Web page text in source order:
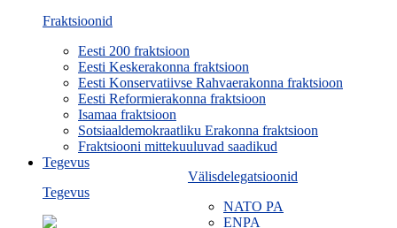
Fraktsioonid
Eesti 200 fraktsioon
Eesti Keskerakonna fraktsioon
Eesti Konservatiivse Rahvaerakonna fraktsioon
Eesti Reformierakonna fraktsioon
Isamaa fraktsioon
Sotsiaaldemokraatliku Erakonna fraktsioon
Fraktsiooni mittekuuluvad saadikud
Välisdelegatsioonid
NATO PA
ENPA
Tegevus
Tegevus